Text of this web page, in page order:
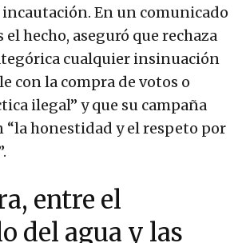
En un comunicado
hecho, aseguró que rechaza
cualquier insinuación
con la compra de votos o
ilegal” y que su campaña
“la honestidad y el respeto por
entre el
del agua y las